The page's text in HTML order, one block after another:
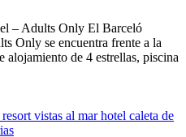
– Adults Only El Barceló
Only se encuentra frente a la
alojamiento de 4 estrellas, piscina